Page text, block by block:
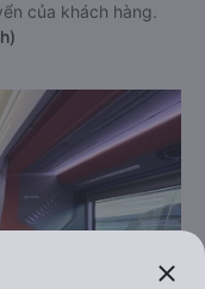
của khách hàng.
close